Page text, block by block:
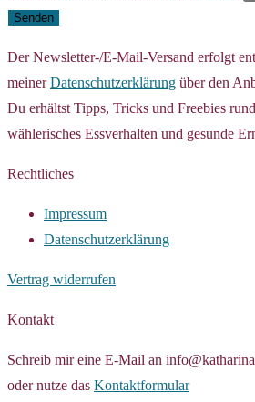
Senden
Der Newsletter-/E-Mail-Versand erfolgt
meinerDatenschutzerklärung über den
Du erhältst Tipps, Tricks und Freebies
wählerisches Essverhalten und gesunde
Rechtliches
Impressum
Datenschutzerklärung
Vertrag widerrufen
Kontakt
Schreib mir eine E-Mail an
oder nutze das Kontaktformular